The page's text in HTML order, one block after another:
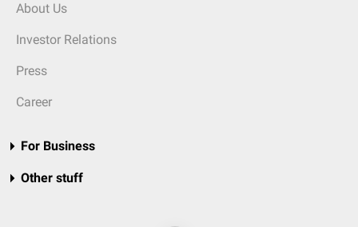
About Us
Investor Relations
Press
Career
For Business
Other stuff